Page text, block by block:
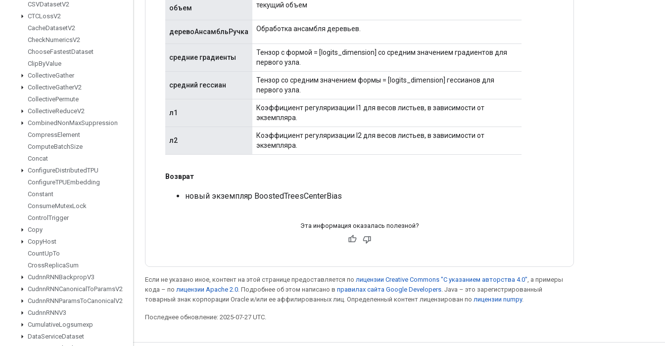
CSVDatasetV2
CTCLossV2
CacheDatasetV2
CheckNumericsV2
ChooseFastestDataset
ClipByValue
CollectiveGather
CollectiveGatherV2
CollectivePermute
CollectiveReduceV2
CombinedNonMaxSuppression
CompressElement
ComputeBatchSize
Concat
ConfigureDistributedTPU
ConfigureTPUEmbedding
Constant
ConsumeMutexLock
Control Trigger
Copy
CopyHost
CountUpTo
CrossReplicaSum
CudnnRNNBackpropV3
CudnnRNNCanonical ToParamsV2
CudnnRNNParamsToCanonical V2
CudnnRNNV3
CumulativeLogsumexp
DataServiceDataset
объем текущий объем
деревоАнсамбльРучка Обработка ансамбля деревьев.
средние градиенты
Тензор с формой = [logits_dimension] со средним значением градиентов для
первого узла.
средний гессиан
Тензор со средним значением формы = [logits_dimension] гессианов для
первого узла.
л1
Коэффициент регуляризации l1 для весов листьев, в зависимости от
экземпляра.
л2
Коэффициент регуляризации l2 для весов листьев, в зависимости от
экземпляра.
Возврат
новый экземпляр BoostedTreesCenterBias
Эта информация оказалась полезной?
Если не указано иное, контент на этой странице предоставляется по лицензии Creative Commons "С указанием авторства 4.0" , а примеры
кода – по лицензии Apache 2.0 . Подробнее об этом написано в правилах сайта Google Developers . Java – это зарегистрированный
товарный знак корпорации Oracle и/или ее аффилированных лиц. Определенный контент лицензирован по лицензии numpy.
Последнее обновление: 2025-07-27 UTC.